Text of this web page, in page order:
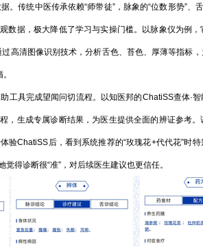
传统中医传承依赖“师带徒”，脉象的“位数形势”、
数据，极大降低了学习与实操门槛。以脉象仪为例
过高清图像识别技术，分析舌色、苔色、厚薄等指标
具完成望闻问切流程。以知医邦的ChatiSS查体·
，生成专属诊断结果，为医生提供全面的辨证参考
验ChatiSS后，看到系统推荐的“玫瑰花+代代花”时
得诊断很“准”，对后续医生建议也更信任。